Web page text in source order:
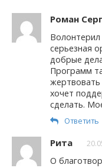
Роман
серьезная
добрые
Программ
жертвовать
хочет
сделать.
Ответить
Рита
О